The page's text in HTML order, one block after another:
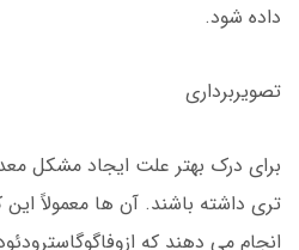
داده شود.
تصویربرداری
برای درک بهتر علت ایجاد مشکل
تری داشته باشند. آن ها معمولاً این
انجام می دهند که